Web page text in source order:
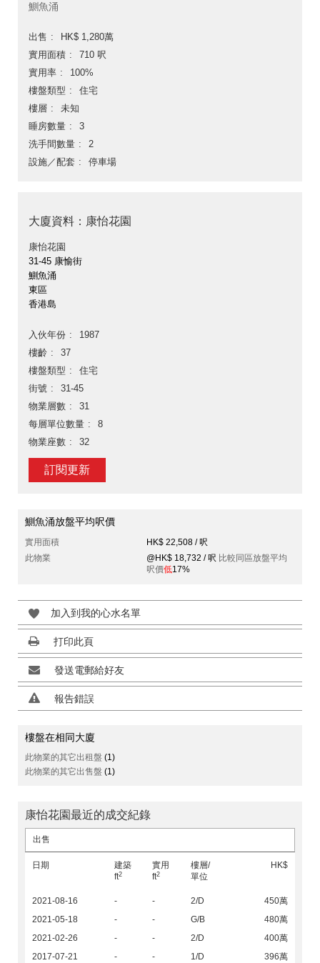
鰂魚涌
出售
HK$ 1,280萬
實用面積
710 呎
實用率
100%
樓盤類型
住宅
樓層
未知
睡房數量
3
洗手間數量
2
設施／配套
停車場
大廈資料：康怡花園
康怡花園
31-45 康愉街
鰂魚涌
東區
香港島
入伙年份
1987
樓齡
37
樓盤類型
住宅
街號
31-45
物業層數
31
每層單位數量
8
物業座數
32
訂閱更新
鰂魚涌放盤平均呎價
實用面積
HK$ 22,508 / 呎
此物業
@HK$ 18,732 / 呎 比較同區放盤平均
呎價低17%
加入到我的心水名單
打印此頁
發送電郵給好友
報告錯誤
樓盤在相同大廈
此物業的其它出租盤 (1)
此物業的其它出售盤 (1)
康怡花園最近的成交紀錄
出售
日期
建築
ft2
實用
ft2
樓層/
單位
HK$
2021-08-16 - - 2/D
450萬
2021-05-18
- - G/B
480萬
2021-02-26
- - 2/D
400萬
2017-07-21
- - 1/D
396萬